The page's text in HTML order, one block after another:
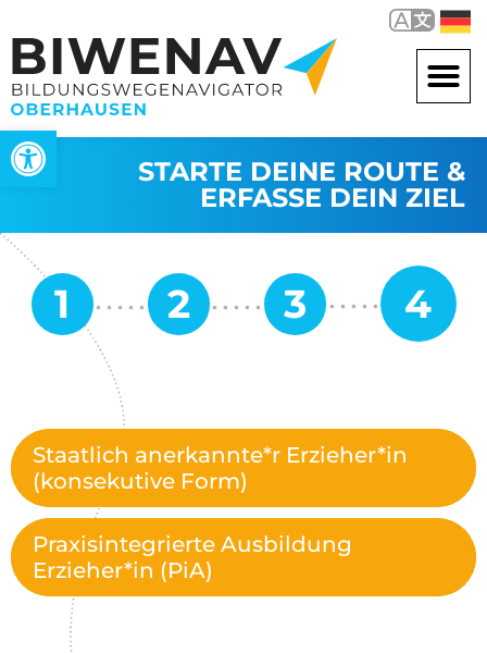
Werkzeugleiste öffnen
STARTE DEINE ROUTE &
ERFASSE DEIN ZIEL
Staatlich anerkannte*r Erzieher*in
(konsekutive Form)
Praxisintegrierte Ausbildung
Erzieher*in (PiA)